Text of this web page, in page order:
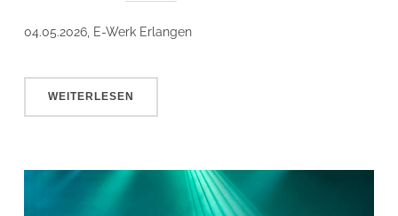
04.05.2026, E-Werk Erlangen
WEITERLESEN